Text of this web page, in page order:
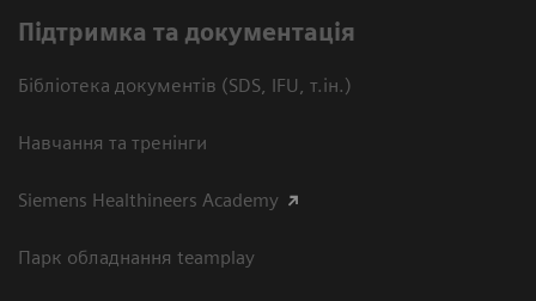
Підтримка та документація
Бібліотека документів (SDS, IFU, т.ін.)
Навчання та тренінги
Siemens Healthineers Academy
Парк обладнання teamplay